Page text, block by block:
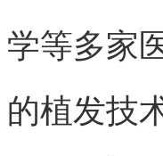
学等多家
的植发技